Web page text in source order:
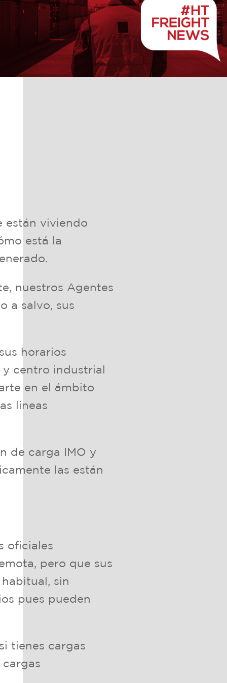
están viviendo
está la
nuestros Agentes
a salvo, sus
horarios
centro industrial
en el ámbito
lineas
de carga IMO y
las están
oficiales
pero que sus
sin
pues pueden
tienes cargas